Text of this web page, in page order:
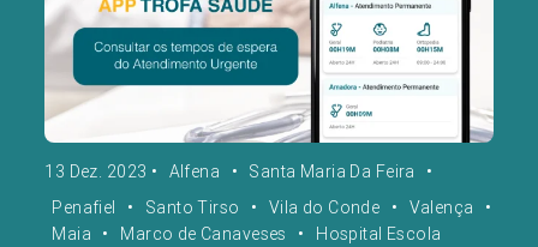
13 Dez. 2023 • Alfena • Santa Maria Da Feira
•
Penafiel
• Santo Tirso • Vila do Conde • Valença
•
Maia
• Marco de Canaveses •
Hospital Escola